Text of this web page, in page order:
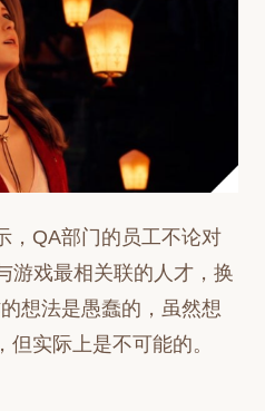
，QA部门的员工不论对
游戏最相关联的人才，换
想法是愚蠢的，虽然想
实际上是不可能的。